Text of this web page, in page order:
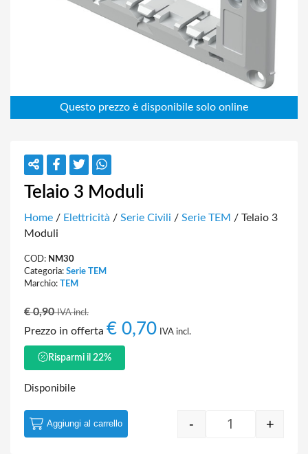
Telaio 3 Moduli
Home / Elettricità / Serie Civili / Serie TEM / Telaio 3
Moduli
COD: NM30
Categoria: Serie TEM
Marchio: TEM
€0,90 IVA incl.
Prezzo in offerta € 0,70 IVA incl.
Risparmi il 22%
Disponibile
Telaio 3 Moduli
- +
Aggiungi al carrello